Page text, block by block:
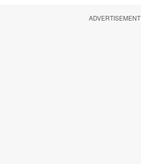
ADVERTISEMENT